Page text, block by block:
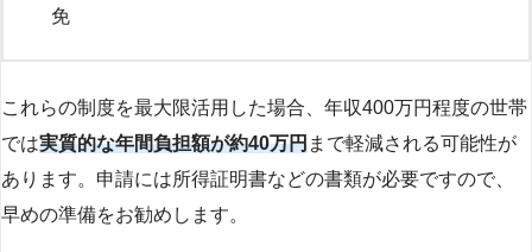
免
これらの制度を最大限活用した場合、年収400万円程度の世帯
では実質的な年間負担額が約40万円まで軽減される可能性が
あります。申請には所得証明書などの書類が必要ですので、
早めの準備をお勧めします。